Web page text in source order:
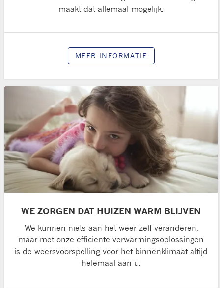
maakt dat allemaal mogelijk.
MEER INFORMATIE
WE ZORGEN DAT HUIZEN WARM BLIJVEN
We kunnen niets aan het weer zelf veranderen,
maar met onze efficiënte verwarmingsoplossingen
is de weersvoorspelling voor het binnenklimaat altijd
helemaal aan u.